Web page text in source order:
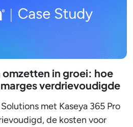
in groei: hoe
verdrievoudigde
met Kaseya 365 Pro
de kosten voor